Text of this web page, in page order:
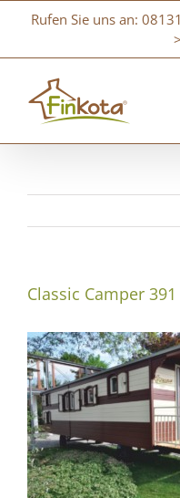
springen
Rufen Sie uns an:
Classic Camper 391